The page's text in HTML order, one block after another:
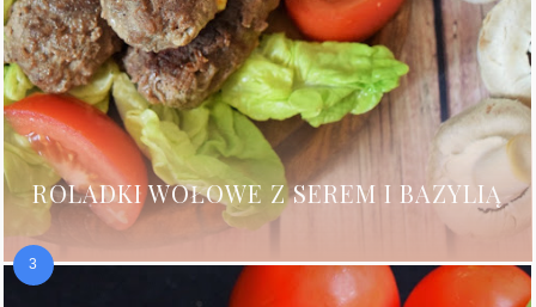
ROLADKI WOŁOWE Z SEREM I BAZYLIĄ